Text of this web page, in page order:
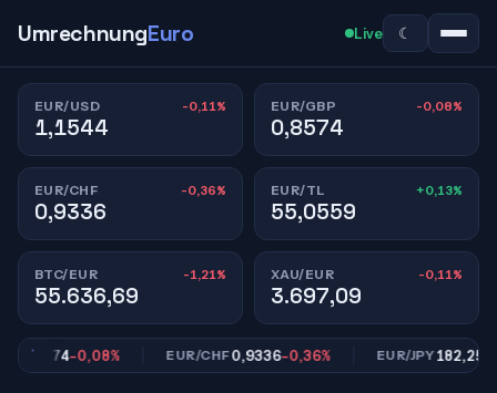
UmrechnungEuro Live ☾
EUR/USD -0,11%
1,1544
EUR/GBP -0,08%
0,8574
EUR/CHF -0,36%
0,9336
EUR/TL +0,13%
55,0559
BTC/EUR -1,21%
55.636,69
XAU/EUR -0,11%
3.697,09
0,8574 -0,08% EUR/CHF0,9336-0,36% EUR/JPY182,25-